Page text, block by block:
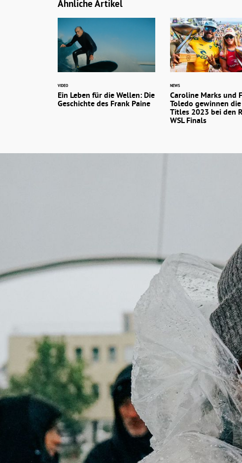
Ähnliche Artikel
VIDEO
Ein Leben für die Wellen: Die
Geschichte des Frank Paine
NEWS
Caroline Marks und
Toledo gewinnen
Titles 2023 bei den
WSL Finals